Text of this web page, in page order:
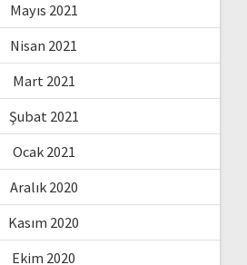
Mayıs 2021
Nisan 2021
Mart 2021
Şubat 2021
Ocak 2021
Aralık 2020
Kasım 2020
Ekim 2020